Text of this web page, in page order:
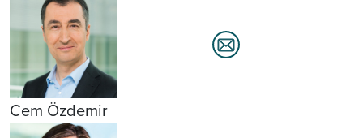
Cem Özdemir